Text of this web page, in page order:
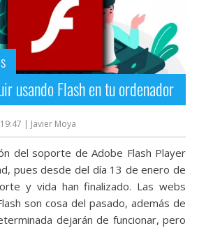
usando Flash en tu ordenador
| Javier Moya
del soporte de Adobe Flash Player
pues desde del día 13 de enero de
y vida han finalizado. Las webs
son cosa del pasado, además de
dejarán de funcionar, pero